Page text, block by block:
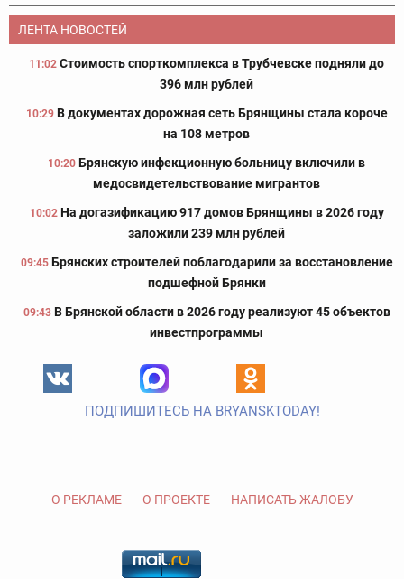
ЛЕНТА НОВОСТЕЙ
11:02 Стоимость спорткомплекса в Трубчевске подняли до
396 млн рублей
10:29 В документах дорожная сеть Брянщины стала короче
на 108 метров
10:20 Брянскую инфекционную больницу включили в
медосвидетельствование мигрантов
10:02 На догазификацию 917 домов Брянщины в 2026 году
заложили 239 млн рублей
09:45 Брянских строителей поблагодарили за восстановление
подшефной Брянки
09:43 В Брянской области в 2026 году реализуют 45 объектов
инвестпрограммы
ПОДПИШИТЕСЬ НА BRYANSKTODAY!
О РЕКЛАМЕ О ПРОЕКТЕ НАПИСАТЬ ЖАЛОБУ